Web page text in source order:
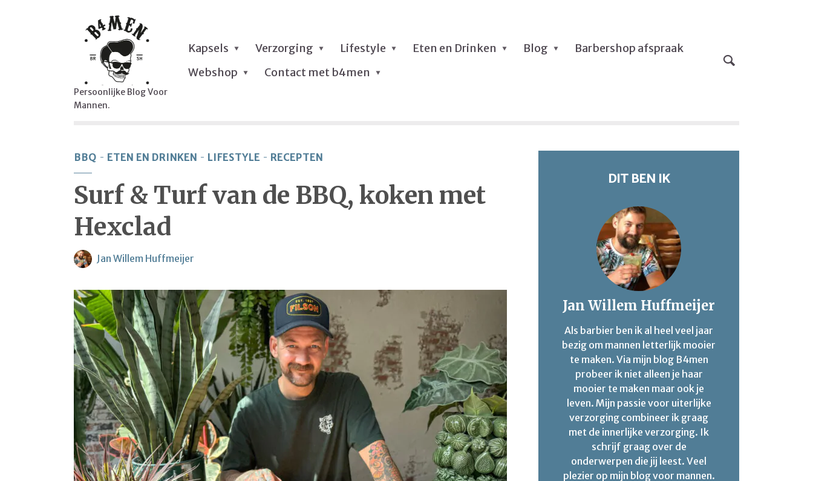
Persoonlijke Blog Voor
Mannen.
Kapsels Verzorging Lifestyle Eten en Drinken Blog
Barbershop afspraak
Webshop
Contact met b4men
BBQ ETEN EN DRINKEN LIFESTYLE RECEPTEN
Surf & Turf van de BBQ, koken met
Hexclad
Jan Willem Huffmeijer
DIT BEN IK
Jan Willem Huffmeijer
Als barbier ben ik al heel veel jaar
bezig om mannen letterlijk mooier
te maken. Via mijn blog B4men
probeer ik niet alleen je haar
mooier te maken maar ook je
leven. Mijn passie voor uiterlijke
verzorging combineer ik graag
met de innerlijke verzorging. Ik
schrijf graag over de
onderwerpen die jij leest. Veel
plezier op mijn blog voor mannen.